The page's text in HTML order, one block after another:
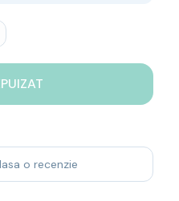
o recenzie